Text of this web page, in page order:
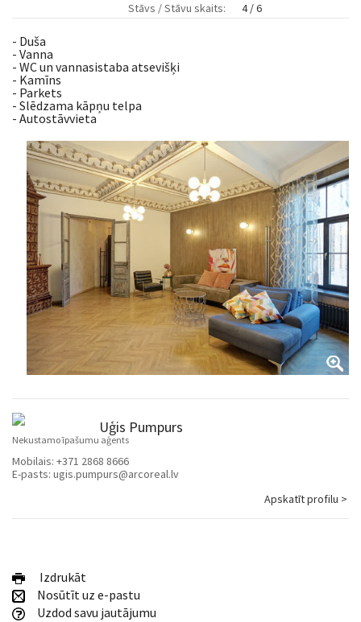
Stāvs / Stāvu skaits:
4 / 6
- Duša
- Vanna
- WC un vannasistaba atsevišķi
- Kamīns
- Parkets
- Slēdzama kāpņu telpa
- Autostāvvieta
Uģis Pumpurs
Nekustamo īpašumu aģents
Mobilais: +371 2868 8666
E-pasts: ugis.pumpurs@arcoreal.lv
Apskatīt profilu >
Izdrukāt
Nosūtīt uz e-pastu
Uzdod savu jautājumu